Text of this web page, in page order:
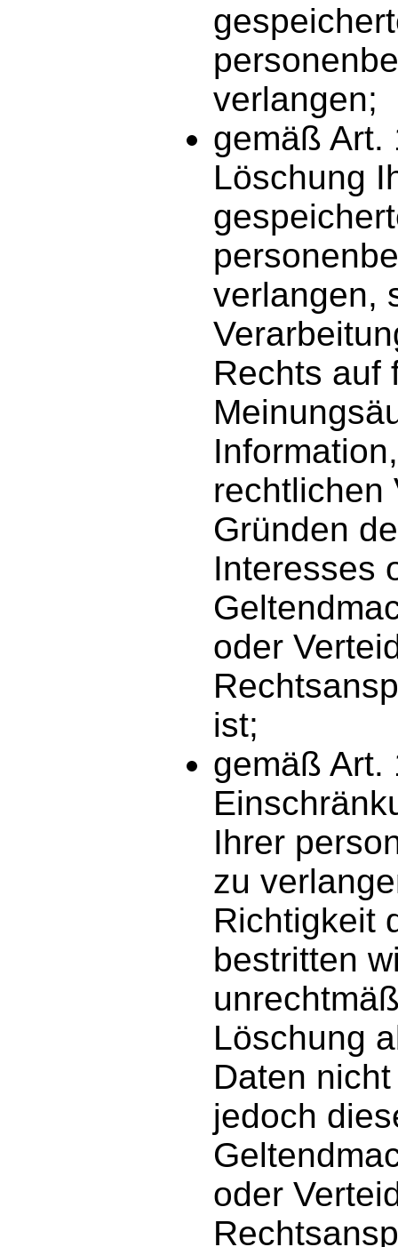
verlangen;
gemäß Art.
Löschung
verlangen,
Rechts auf
rechtlichen
Gründen
Interesses
oder
ist;
gemäß Art.
Ihrer
zu
Richtigkeit
bestritten
Löschung
Daten
jedoch
oder